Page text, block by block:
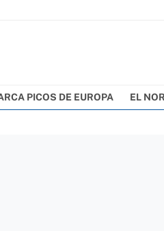
PICOS DE EUROPA EL